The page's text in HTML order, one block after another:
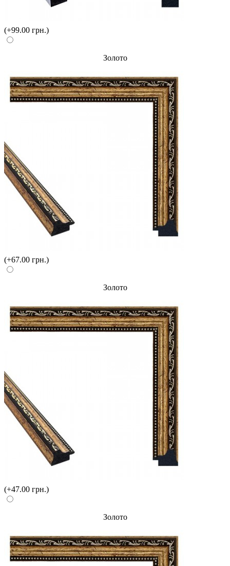
(+99.00 грн.)
Золото
(+67.00 грн.)
Золото
(+47.00 грн.)
Золото